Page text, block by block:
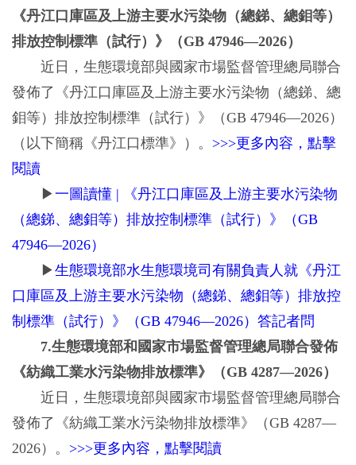
《丹江口庫區及上游主要水污染物（總銻、總鉬等）
排放控制標準（試行）》（GB 47946—2026）
近日，生態環境部與國家市場監督管理總局聯合
發佈了《丹江口庫區及上游主要水污染物（總銻、總
鉬等）排放控制標準（試行）》（GB 47946—2026）
（以下簡稱《丹江口標準》）。 >>>更多內容，點擊
閱讀
▶一圖讀懂 | 《丹江口庫區及上游主要水污染物
（總銻、總鉬等）排放控制標準（試行）》（GB
47946—2026）
▶生態環境部水生態環境司有關負責人就《丹江
口庫區及上游主要水污染物（總銻、總鉬等）排放控
制標準（試行）》（GB 47946—2026）答記者問
7.生態環境部和國家市場監督管理總局聯合發佈
《紡織工業水污染物排放標準》（GB 4287—2026）
近日，生態環境部與國家市場監督管理總局聯合
發佈了《紡織工業水污染物排放標準》（GB 4287—
2026）。 >>>更多內容，點擊閱讀